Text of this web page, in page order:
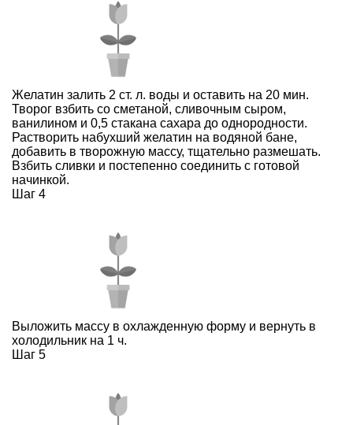
Желатин залить 2 ст. л. воды и оставить на 20 мин.
Творог взбить со сметаной, сливочным сыром,
ванилином и 0,5 стакана сахара до однородности.
Растворить набухший желатин на водяной бане,
добавить в творожную массу, тщательно размешать.
Взбить сливки и постепенно соединить с готовой
начинкой.
Шаг 4
Выложить массу в охлажденную форму и вернуть в
холодильник на 1 ч.
Шаг 5